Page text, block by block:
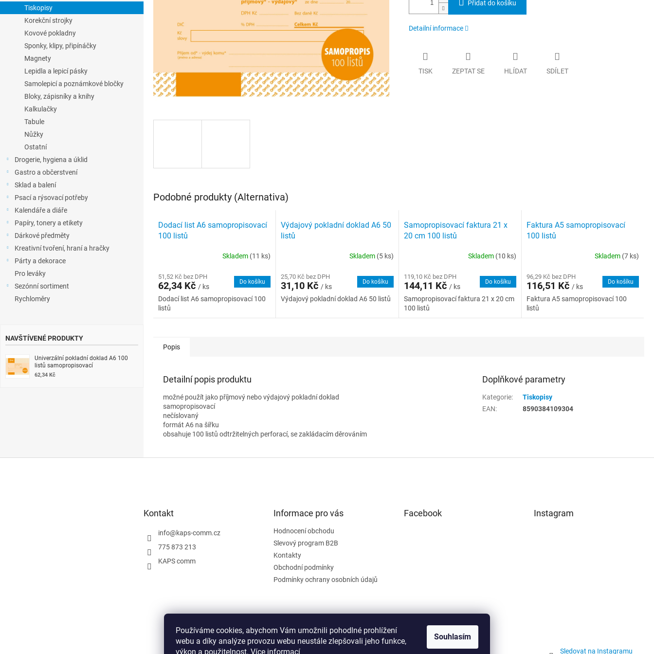
Používáme cookies, abychom Vám umožnili pohodlné prohlížení
webu a díky analýze provozu webu neustále zlepšovali jeho funkce,
výkon a použitelnost. Více informací
Souhlasím
l
Tiskopisy
Korekční strojky
Kovové pokladny
Sponky, klipy, připínáčky
Magnety
Lepidla a lepicí pásky
Samolepicí a poznámkové bločky
Bloky, zápisníky a knihy
Kalkulačky
Tabule
Nůžky
Ostatní
Drogerie, hygiena a úklid
Gastro a občerstvení
Sklad a balení
Psací a rýsovací potřeby
Kalendáře a diáře
Papíry, tonery a etikety
Dárkové předměty
Kreativní tvoření, hraní a hračky
Párty a dekorace
Pro leváky
Sezónní sortiment
Rychloměry
NAVŠTÍVENÉ PRODUKTY
Univerzální pokladní doklad A6 100
listů samopropisovací
62,34 Kč
Přidat do košíku
Detailní informace
TISK ZEPTAT SE HLÍDAT SDÍLET
Podobné produkty (Alternativa)
Dodací list A6 samopropisovací
100 listů
Skladem (11 ks)
51,52 Kč bez DPH
62,34 Kč / ks
Do košíku
Dodací list A6 samopropisovací 100
listů
Výdajový pokladní doklad A6 50
listů
Skladem (5 ks)
25,70 Kč bez DPH
31,10 Kč/ ks
Do košíku
Výdajový pokladní doklad A6 50 listů
Samopropisovací faktura 21 x
20 cm 100 listů
Skladem (10 ks)
119,10 Kč bez DPH
144,11 Kč / ks
Do košíku
Samopropisovací faktura 21 x 20 cm
100 listů
Faktura A5 samopropisovací
100 listů
Skladem (7 ks)
96,29 Kč bez DPH
116,51 Kč / ks
Do košíku
Faktura A5 samopropisovací 100
listů
Popis
Detailní popis produktu
možné použít jako příjmový nebo výdajový pokladní doklad
samopropisovací
nečíslovaný
formát A6 na šířku
obsahuje 100 listů odtržitelných perforací, se zakládacím děrováním
Doplňkové parametry
Kategorie:
Tiskopisy
EAN: 8590384109304
Kontakt
info@kaps-comm.cz
775 873 213
KAPS comm
Informace pro vás
Hodnocení obchodu
Slevový program B2B
Kontakty
Obchodní podmínky
Podmínky ochrany osobních údajů
Facebook Instagram
Sledovat na Instagramu